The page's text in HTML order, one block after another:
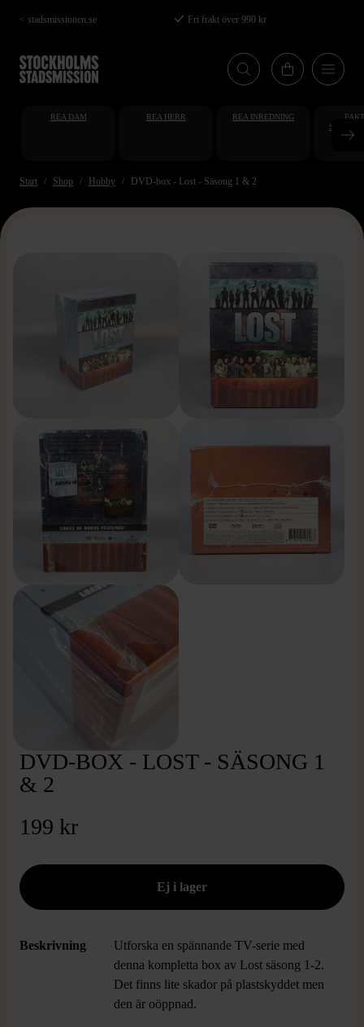
Hoppa
till
huvudinnehåll
< stadsmissionen.se Fri frakt över 990 kr
REA DAM REA HERR REA INREDNING
Start Shop Hobby DVD-box - Lost - Säsong 1 & 2
DVD-BOX - LOST - SÄSONG 1
& 2
199 kr
Beskrivning
Utforska en spännande TV-serie med
denna kompletta box av Lost säsong 1-2.
Det finns lite skador på plastskyddet men
den är oöppnad.